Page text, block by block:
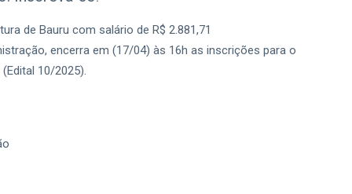
de Bauru com salário de R$ 2.881,71
encerra em (17/04) às 16h as inscrições para o
10/2025).